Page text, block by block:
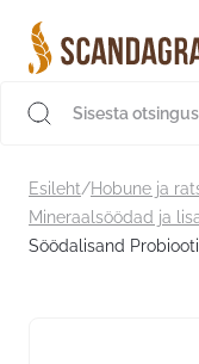
sisu
juurde
Esileht/Hobune ja
Mineraalsöödad ja
Söödalisand